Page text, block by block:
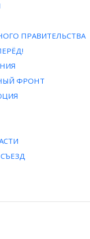
ПРАВИТЕЛЬСТВА
ФРОНТ